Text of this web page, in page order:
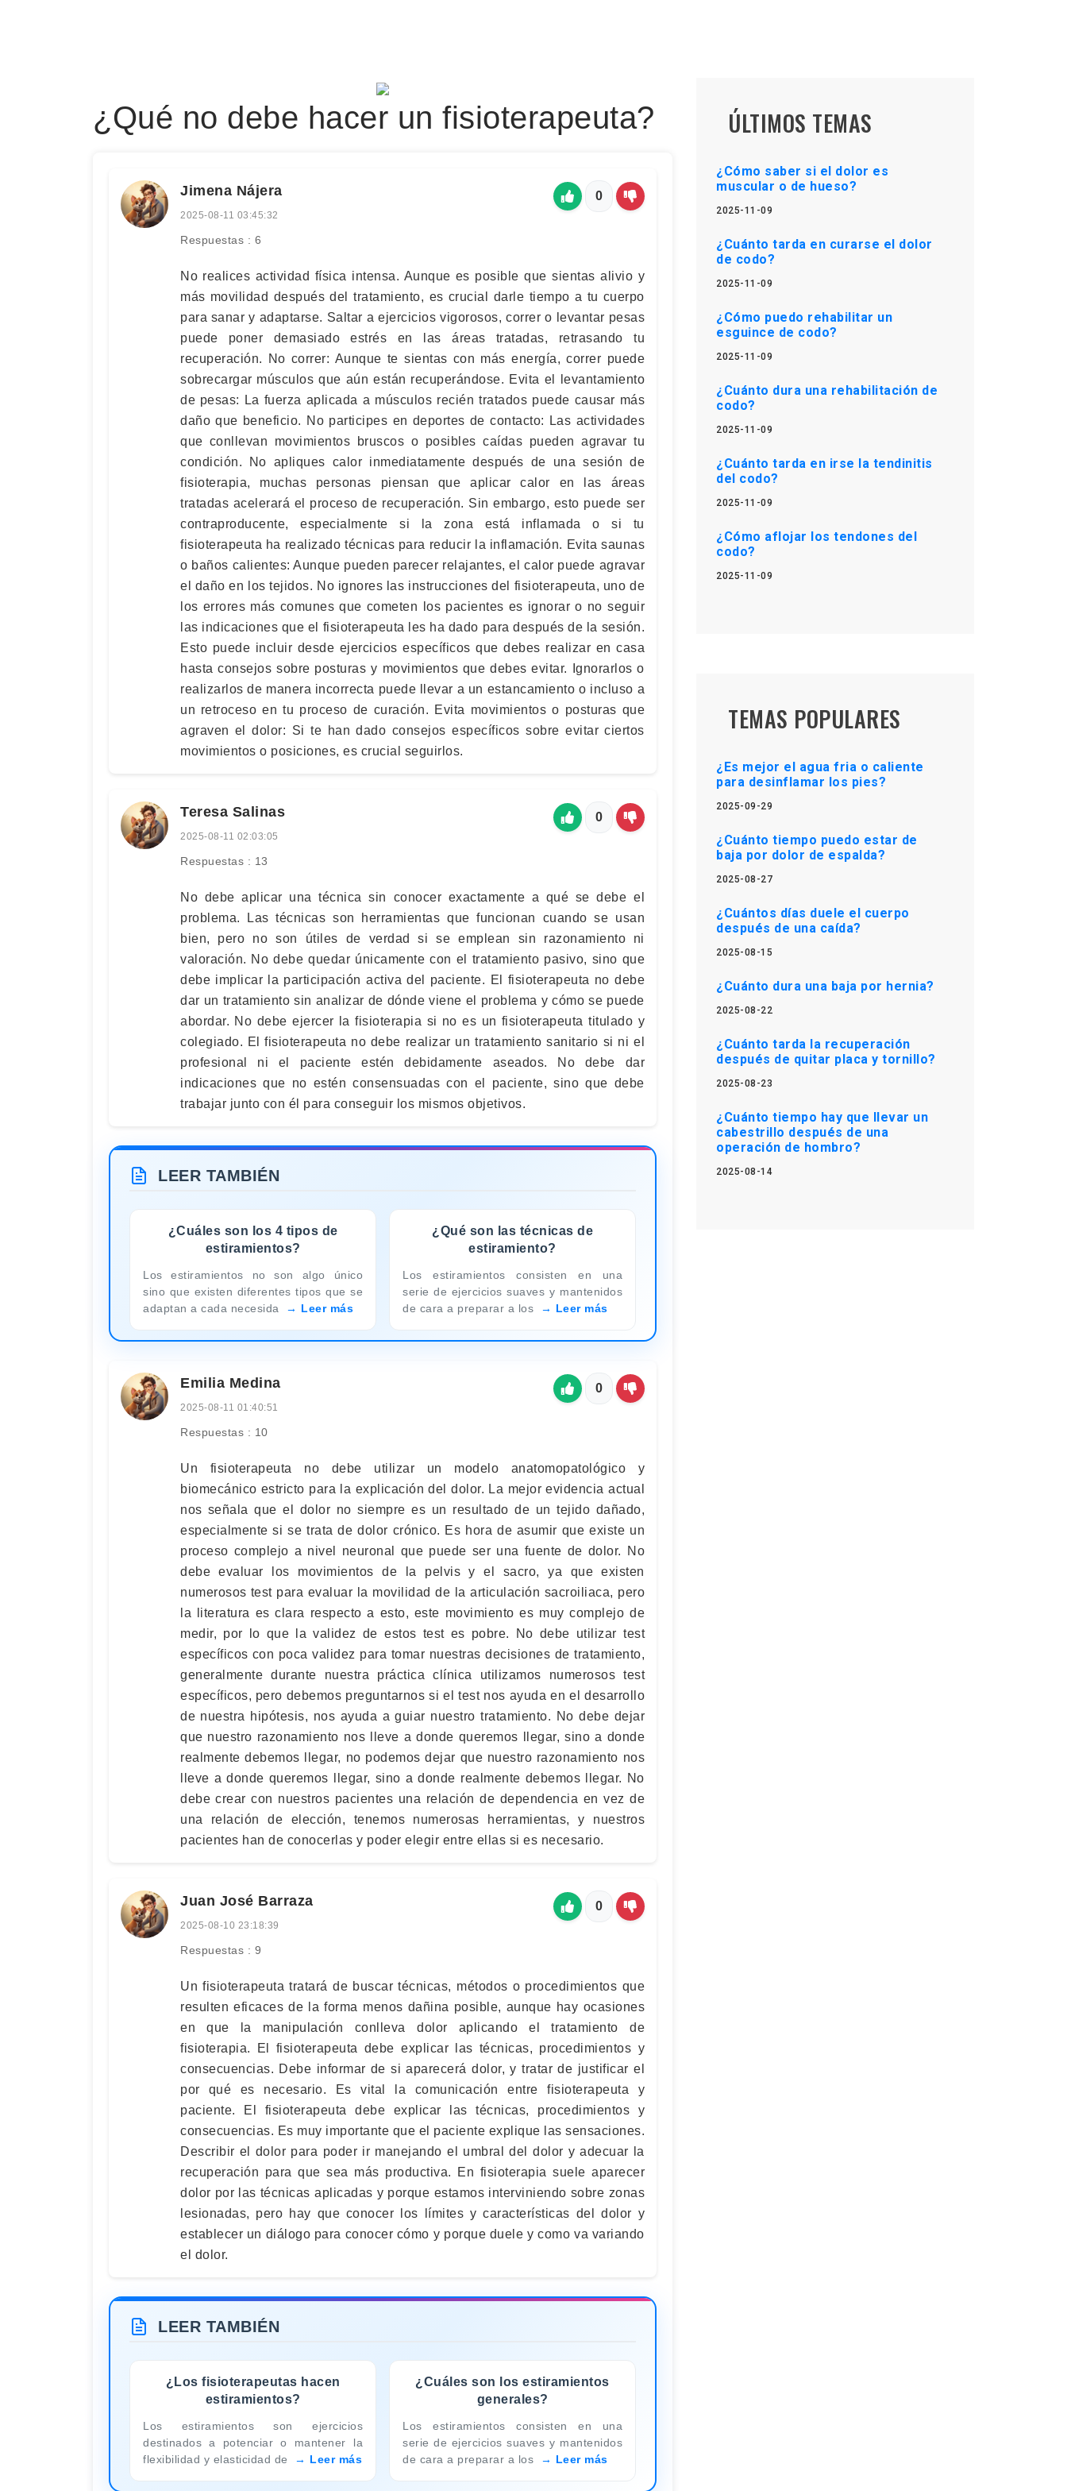
¿Qué no debe hacer un fisioterapeuta?
Jimena Nájera
2025-08-11 03:45:32
Respuestas : 6
0
No realices actividad física intensa. Aunque es posible que sientas alivio y
más movilidad después del tratamiento, es crucial darle tiempo a tu cuerpo
para sanar y adaptarse. Saltar a ejercicios vigorosos, correr o levantar pesas
puede poner demasiado estrés en las áreas tratadas, retrasando tu
recuperación. No correr: Aunque te sientas con más energía, correr puede
sobrecargar músculos que aún están recuperándose. Evita el levantamiento
de pesas: La fuerza aplicada a músculos recién tratados puede causar más
daño que beneficio. No participes en deportes de contacto: Las actividades
que conllevan movimientos bruscos o posibles caídas pueden agravar tu
condición. No apliques calor inmediatamente después de una sesión de
fisioterapia, muchas personas piensan que aplicar calor en las áreas
tratadas acelerará el proceso de recuperación. Sin embargo, esto puede ser
contraproducente, especialmente si la zona está inflamada o si tu
fisioterapeuta ha realizado técnicas para reducir la inflamación. Evita saunas
o baños calientes: Aunque pueden parecer relajantes, el calor puede agravar
el daño en los tejidos. No ignores las instrucciones del fisioterapeuta, uno de
los errores más comunes que cometen los pacientes es ignorar o no seguir
las indicaciones que el fisioterapeuta les ha dado para después de la sesión.
Esto puede incluir desde ejercicios específicos que debes realizar en casa
hasta consejos sobre posturas y movimientos que debes evitar. Ignorarlos o
realizarlos de manera incorrecta puede llevar a un estancamiento o incluso a
un retroceso en tu proceso de curación. Evita movimientos o posturas que
agraven el dolor: Si te han dado consejos específicos sobre evitar ciertos
movimientos o posiciones, es crucial seguirlos.
Teresa Salinas
2025-08-11 02:03:05
Respuestas : 13
0
No debe aplicar una técnica sin conocer exactamente a qué se debe el
problema. Las técnicas son herramientas que funcionan cuando se usan
bien, pero no son útiles de verdad si se emplean sin razonamiento ni
valoración. No debe quedar únicamente con el tratamiento pasivo, sino que
debe implicar la participación activa del paciente. El fisioterapeuta no debe
dar un tratamiento sin analizar de dónde viene el problema y cómo se puede
abordar. No debe ejercer la fisioterapia si no es un fisioterapeuta titulado y
colegiado. El fisioterapeuta no debe realizar un tratamiento sanitario si ni el
profesional ni el paciente estén debidamente aseados. No debe dar
indicaciones que no estén consensuadas con el paciente, sino que debe
trabajar junto con él para conseguir los mismos objetivos.
LEER TAMBIÉN
¿Cuáles son los 4 tipos de
estiramientos?
Los estiramientos no son algo único
sino que existen diferentes tipos que se
adaptan a cada necesida
Leer más
¿Qué son las técnicas de
estiramiento?
Los estiramientos consisten en una
serie de ejercicios suaves y mantenidos
de cara a preparar a los
Leer más
Emilia Medina
2025-08-11 01:40:51
Respuestas : 10
0
Un fisioterapeuta no debe utilizar un modelo anatomopatológico y
biomecánico estricto para la explicación del dolor. La mejor evidencia actual
nos señala que el dolor no siempre es un resultado de un tejido dañado,
especialmente si se trata de dolor crónico. Es hora de asumir que existe un
proceso complejo a nivel neuronal que puede ser una fuente de dolor. No
debe evaluar los movimientos de la pelvis y el sacro, ya que existen
numerosos test para evaluar la movilidad de la articulación sacroiliaca, pero
la literatura es clara respecto a esto, este movimiento es muy complejo de
medir, por lo que la validez de estos test es pobre. No debe utilizar test
específicos con poca validez para tomar nuestras decisiones de tratamiento,
generalmente durante nuestra práctica clínica utilizamos numerosos test
específicos, pero debemos preguntarnos si el test nos ayuda en el desarrollo
de nuestra hipótesis, nos ayuda a guiar nuestro tratamiento. No debe dejar
que nuestro razonamiento nos lleve a donde queremos llegar, sino a donde
realmente debemos llegar, no podemos dejar que nuestro razonamiento nos
lleve a donde queremos llegar, sino a donde realmente debemos llegar. No
debe crear con nuestros pacientes una relación de dependencia en vez de
una relación de elección, tenemos numerosas herramientas, y nuestros
pacientes han de conocerlas y poder elegir entre ellas si es necesario.
Juan José Barraza
2025-08-10 23:18:39
Respuestas : 9
0
Un fisioterapeuta tratará de buscar técnicas, métodos o procedimientos que
resulten eficaces de la forma menos dañina posible, aunque hay ocasiones
en que la manipulación conlleva dolor aplicando el tratamiento de
fisioterapia. El fisioterapeuta debe explicar las técnicas, procedimientos y
consecuencias. Debe informar de si aparecerá dolor, y tratar de justificar el
por qué es necesario. Es vital la comunicación entre fisioterapeuta y
paciente. El fisioterapeuta debe explicar las técnicas, procedimientos y
consecuencias. Es muy importante que el paciente explique las sensaciones.
Describir el dolor para poder ir manejando el umbral del dolor y adecuar la
recuperación para que sea más productiva. En fisioterapia suele aparecer
dolor por las técnicas aplicadas y porque estamos interviniendo sobre zonas
lesionadas, pero hay que conocer los límites y características del dolor y
establecer un diálogo para conocer cómo y porque duele y como va variando
el dolor.
LEER TAMBIÉN
¿Los fisioterapeutas hacen
estiramientos?
Los estiramientos son ejercicios
destinados a potenciar o mantener la
flexibilidad y elasticidad de
Leer más
¿Cuáles son los estiramientos
generales?
Los estiramientos consisten en una
serie de ejercicios suaves y mantenidos
de cara a preparar a los
Leer más
ÚLTIMOS TEMAS
¿Cómo saber si el dolor es
muscular o de hueso?
2025-11-09
¿Cuánto tarda en curarse el dolor
de codo?
2025-11-09
¿Cómo puedo rehabilitar un
esguince de codo?
2025-11-09
¿Cuánto dura una rehabilitación de
codo?
2025-11-09
¿Cuánto tarda en irse la tendinitis
del codo?
2025-11-09
¿Cómo aflojar los tendones del
codo?
2025-11-09
TEMAS POPULARES
¿Es mejor el agua fria o caliente
para desinflamar los pies?
2025-09-29
¿Cuánto tiempo puedo estar de
baja por dolor de espalda?
2025-08-27
¿Cuántos días duele el cuerpo
después de una caída?
2025-08-15
¿Cuánto dura una baja por hernia?
2025-08-22
¿Cuánto tarda la recuperación
después de quitar placa y tornillo?
2025-08-23
¿Cuánto tiempo hay que llevar un
cabestrillo después de una
operación de hombro?
2025-08-14